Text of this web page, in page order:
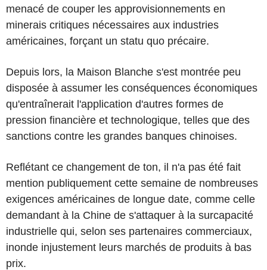
menacé de couper les approvisionnements en
minerais critiques nécessaires aux industries
américaines, forçant un statu quo précaire.
Depuis lors, la Maison Blanche s'est montrée peu
disposée à assumer les conséquences économiques
qu'entraînerait l'application d'autres formes de
pression financière et technologique, telles que des
sanctions contre les grandes banques chinoises.
Reflétant ce changement de ton, il n'a pas été fait
mention publiquement cette semaine de nombreuses
exigences américaines de longue date, comme celle
demandant à la Chine de s'attaquer à la surcapacité
industrielle qui, selon ses partenaires commerciaux,
inonde injustement leurs marchés de produits à bas
prix.